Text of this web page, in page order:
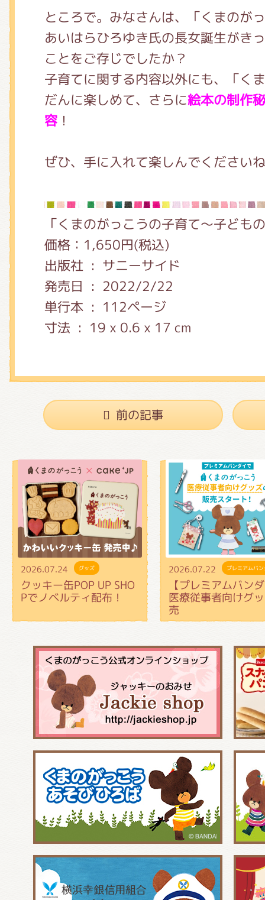
ところで。みなさんは、「くまのが
あいはらひろゆき氏の長女誕生がき
ことをご存じでしたか？
子育てに関する内容以外にも、「く
だんに楽しめて、さらに絵本の制作
容 ！
ぜひ、手に入れて楽しんでください
「くまのがっこうの子育て～子ども
価格：1,650円(税込)
出版社 ‏ : ‎ サニーサイド
発売日 ‏ : ‎ 2022/2/22
単行本 ‏ : ‎ 112ページ
寸法 ‏ : ‎ 19 x 0.6 x 17 cm
前の記事
2026.07.24 グッズ
クッキー缶POP UP SHO
Pでノベルティ配布！
2026.07.22 プレミアムバ
【プレミアムバン
医療従事者向けグ
売